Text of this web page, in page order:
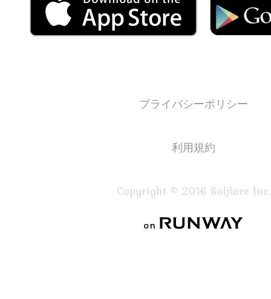
プライバシーポリシー
利用規約
Copyright © 2016 Solflare Inc.